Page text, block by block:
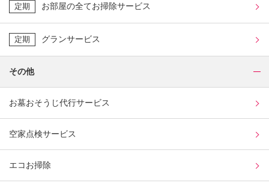
定期 お部屋の全てお掃除サービス
定期 グランサービス
その他
お墓おそうじ代行サービス
空家点検サービス
エコお掃除